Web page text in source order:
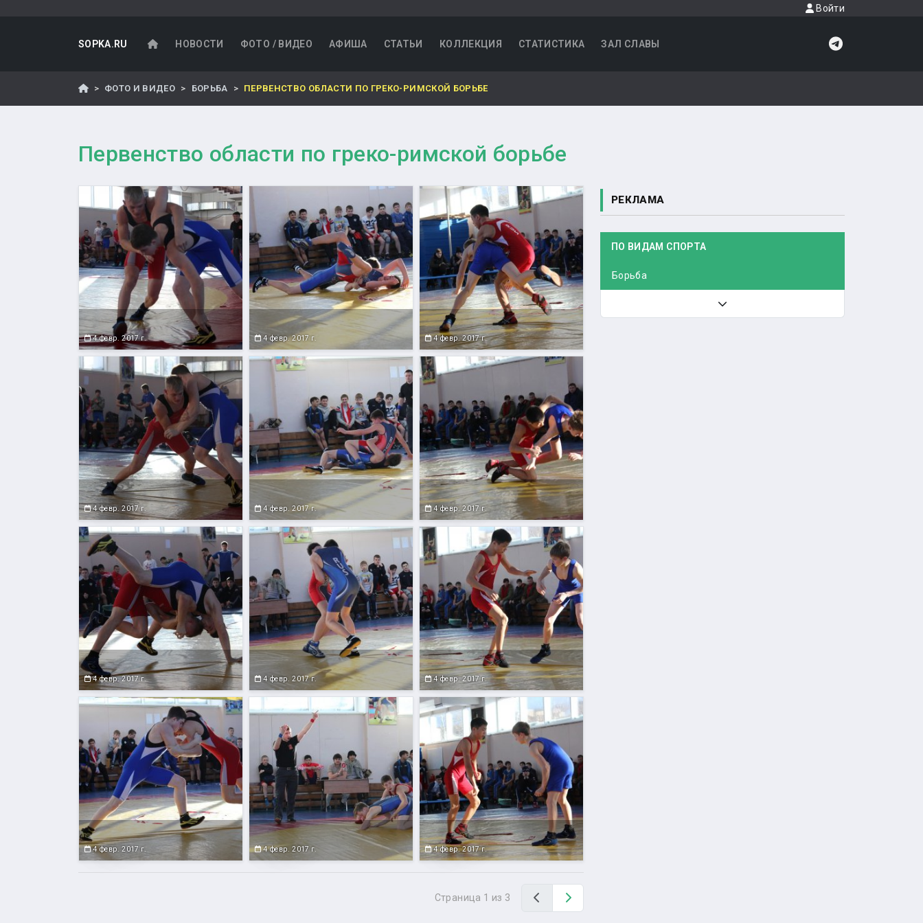
Войти
SOPKA.RU НОВОСТИ ФОТО / ВИДЕО АФИША СТАТЬИ КОЛЛЕКЦИЯ СТАТИСТИКА ЗАЛ СЛАВЫ
ФОТО И ВИДЕО БОРЬБА ПЕРВЕНСТВО ОБЛАСТИ ПО ГРЕКО-РИМСКОЙ БОРЬБЕ
Первенство области по греко-римской борьбе
4 февр. 2017 г. 4 февр. 2017 г. 4 февр. 2017 г.
4 февр. 2017 г. 4 февр. 2017 г. 4 февр. 2017 г.
4 февр. 2017 г. 4 февр. 2017 г. 4 февр. 2017 г.
4 февр. 2017 г. 4 февр. 2017 г. 4 февр. 2017 г.
Страница 1 из 3 Назад
РЕКЛАМА
ПО ВИДАМ СПОРТА
Борьба